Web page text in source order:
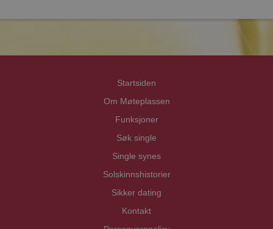
Startsiden
Om Møteplassen
Funksjoner
Søk single
Single synes
Solskinnshistorier
Sikker dating
Kontakt